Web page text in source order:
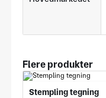
Flere produkter
Stempling tegning